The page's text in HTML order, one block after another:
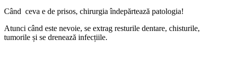
Când ceva e de prisos, chirurgia îndepărtează patologia!
Atunci când este nevoie, se extrag resturile dentare, chisturile,
tumorile și se drenează infecțiile.